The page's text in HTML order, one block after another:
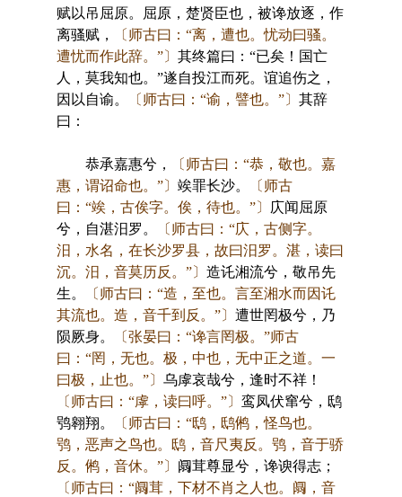
赋以吊屈原。屈原，楚贤臣也，被谗放逐，作
离骚赋，
〔师古曰：“离，遭也。忧动曰骚。
遭忧而作此辞。”〕 其终篇曰：“已矣！国亡
人，莫我知也。”遂自投江而死。谊追伤之，
因以自谕。
〔师古曰：“谕，譬也。”〕 其辞
曰：
恭承嘉惠兮，
〔师古曰：“恭，敬也。嘉
惠，谓诏命也。”〕 竢罪长沙。
〔师古
曰：“竢，古俟字。俟，待也。”〕 庂闻屈原
兮，自湛汨罗。
〔师古曰：“庂，古侧字。
汨，水名，在长沙罗县，故曰汨罗。湛，读曰
沉。汨，音莫历反。”〕 造讬湘流兮，敬吊先
生。
〔师古曰：“造，至也。言至湘水而因讬
其流也。造，音千到反。”〕 遭世罔极兮，乃
陨厥身。
〔张晏曰：“谗言罔极。”师古
曰：“罔，无也。极，中也，无中正之道。一
曰极，止也。”〕 乌虖哀哉兮，逢时不祥！
〔师古曰：“虖，读曰呼。”〕 鸾凤伏窜兮，鸱
鸮翱翔。
〔师古曰：“鸱，鸱鸺，怪鸟也。
鸮，恶声之鸟也。鸱，音尺夷反。鸮，音于骄
反。鸺，音休。”〕 阘茸尊显兮，谗谀得志；
〔师古曰：“阘茸，下材不肖之人也。阘，音